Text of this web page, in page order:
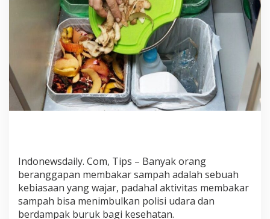
d
a
r
R
u
m
a
h
T
i
g
a
C
Indonewsdaily. Com, Tips – Banyak orang
beranggapan membakar sampah adalah sebuah
kebiasaan yang wajar, padahal aktivitas membakar
sampah bisa menimbulkan polisi udara dan
berdampak buruk bagi kesehatan.